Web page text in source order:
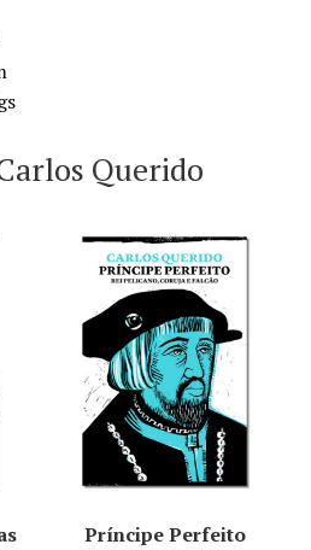
Querido
Príncipe Perfeito